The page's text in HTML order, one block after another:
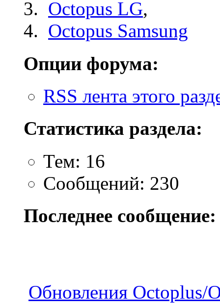
Octopus LG,
Octopus Samsung
Опции форума:
RSS лента этого
Статистика раздела:
Тем: 16
Сообщений: 230
Последнее сообщение:
Обновления Octoplus/